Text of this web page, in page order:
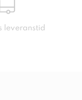
leveranstid